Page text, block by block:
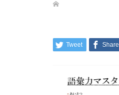
Tweet Share